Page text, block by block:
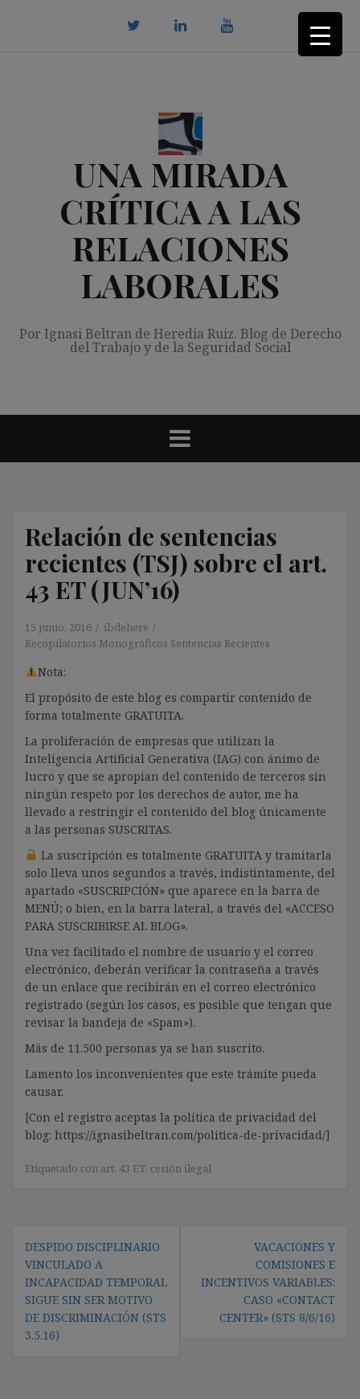
UNA MIRADA
CRÍTICA A LAS
RELACIONES
LABORALES
Por Ignasi Beltran de Heredia Ruiz. Blog de Derecho
del Trabajo y de la Seguridad Social
Relación de sentencias
recientes (TSJ) sobre el art.
43 ET (JUN’16)
15 junio, 2016
ibdehere
Recopilatorios Monográficos Sentencias Recientes
Nota:
El propósito de este blog es compartir contenido de
forma totalmente GRATUITA.
La proliferación de empresas que utilizan la
Inteligencia Artificial Generativa (IAG) con ánimo de
lucro y que se apropian del contenido de terceros sin
ningún respeto por los derechos de autor, me ha
llevado a restringir el contenido del blog únicamente
a las personas SUSCRITAS.
La suscripción es totalmente GRATUITA y tramitarla
solo lleva unos segundos a través, indistintamente, del
apartado «SUSCRIPCIÓN» que aparece en la barra de
MENÚ; o bien, en la barra lateral, a través del «ACCESO
PARA SUSCRIBIRSE AL BLOG».
Una vez facilitado el nombre de usuario y el correo
electrónico, deberán verificar la contraseña a través
de un enlace que recibirán en el correo electrónico
registrado (según los casos, es posible que tengan que
revisar la bandeja de «Spam»).
Más de 11.500 personas ya se han suscrito.
Lamento los inconvenientes que este trámite pueda
causar.
[Con el registro aceptas la política de privacidad del
blog: https://ignasibeltran.com/politica-de-privacidad/]
Etiquetado con art. 43 ET, cesión ilegal
de
entradas
DESPIDO DISCIPLINARIO
VINCULADO A
INCAPACIDAD TEMPORAL
SIGUE SIN SER MOTIVO
DE DISCRIMINACIÓN (STS
3.5.16)
VACACIONES Y
COMISIONES E
INCENTIVOS VARIABLES:
CASO «CONTACT
CENTER» (STS 8/6/16)